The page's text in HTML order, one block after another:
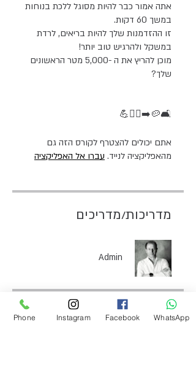
אתה אמור כבר להיות מסוגל ללכת בנוחות
זו ההזדמנות שלך להיות בריאים, לרדת
מוכן להריץ את ה -5,000 מטר הראשונים
🛋🥔➡️🏃‍♀️💪
אתם יכולים להצטרף לקורס הזה גם
מהאפליקציה לנייד. עברו אל האפליקציה
מדריכות/מדריכים
Admin
מחיר Phone Instagram Facebook WhatsApp